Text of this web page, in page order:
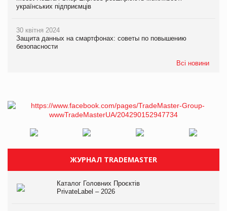
українських підприємців
30 квітня 2024
Защита данных на смартфонах: советы по повышению
безопасности
Всі новини
ЖУРНАЛ TRADEMASTER
Каталог Головних Проєктів
PrivateLabel – 2026